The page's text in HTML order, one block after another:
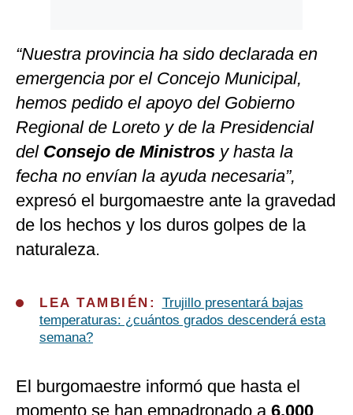
“Nuestra provincia ha sido declarada en
emergencia por el Concejo Municipal,
hemos pedido el apoyo del Gobierno
Regional de Loreto y de la Presidencial
del Consejo de Ministros y hasta la
fecha no envían la ayuda necesaria”,
expresó el burgomaestre ante la gravedad
de los hechos y los duros golpes de la
naturaleza.
LEA TAMBIÉN: Trujillo presentará bajas
temperaturas: ¿cuántos grados descenderá esta
semana?
El burgomaestre informó que hasta el
momento se han empadronado a 6,000